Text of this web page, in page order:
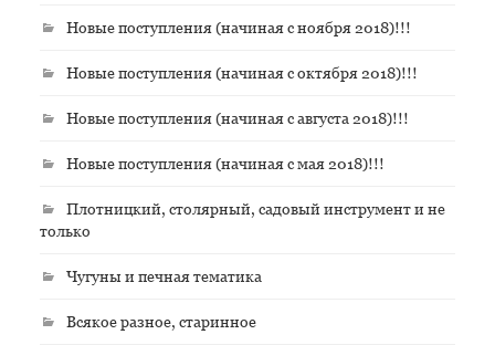
Новые поступления (начиная с ноября 2018)!!!
Новые поступления (начиная с октября 2018)!!!
Новые поступления (начиная с августа 2018)!!!
Новые поступления (начиная с мая 2018)!!!
Плотницкий, столярный, садовый инструмент и не
только
Чугуны и печная тематика
Всякое разное, старинное